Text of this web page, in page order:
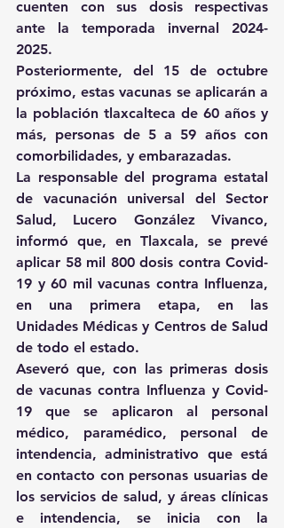
cuenten con sus dosis respectivas
ante la temporada invernal 2024-
2025.
Posteriormente, del 15 de octubre
próximo, estas vacunas se aplicarán a
la población tlaxcalteca de 60 años y
más, personas de 5 a 59 años con
comorbilidades, y embarazadas.
La responsable del programa estatal
de vacunación universal del Sector
Salud, Lucero González Vivanco,
informó que, en Tlaxcala, se prevé
aplicar 58 mil 800 dosis contra Covid-
19 y 60 mil vacunas contra Influenza,
en una primera etapa, en las
Unidades Médicas y Centros de Salud
de todo el estado.
Aseveró que, con las primeras dosis
de vacunas contra Influenza y Covid-
19 que se aplicaron al personal
médico, paramédico, personal de
intendencia, administrativo que está
en contacto con personas usuarias de
los servicios de salud, y áreas clínicas
e intendencia, se inicia con la